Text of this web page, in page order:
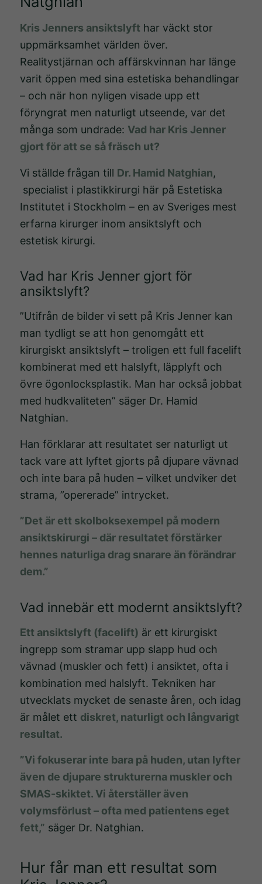
Kris Jenners ansiktslyft har väckt stor
uppmärksamhet världen över.
Realitystjärnan och affärskvinnan har länge
varit öppen med sina estetiska behandlingar
– och när hon nyligen visade upp ett
föryngrat men naturligt utseende, var det
många som undrade: Vad har Kris Jenner
gjort för att se så fräsch ut?
Vi ställde frågan till Dr. Hamid Natghian,
specialist i plastikkirurgi här på Estetiska
Institutet i Stockholm – en av Sveriges mest
erfarna kirurger inom ansiktslyft och
estetisk kirurgi.
Vad har Kris Jenner gjort för
ansiktslyft?
”Utifrån de bilder vi sett på Kris Jenner kan
man tydligt se att hon genomgått ett
kirurgiskt ansiktslyft – troligen ett full facelift
kombinerat med ett halslyft, läpplyft och
övre ögonlocksplastik. Man har också jobbat
med hudkvaliteten” säger Dr. Hamid
Natghian.
Han förklarar att resultatet ser naturligt ut
tack vare att lyftet gjorts på djupare vävnad
och inte bara på huden – vilket undviker det
strama, ”opererade” intrycket.
”Det är ett skolboksexempel på modern
ansiktskirurgi – där resultatet förstärker
hennes naturliga drag snarare än förändrar
dem.”
Vad innebär ett modernt ansiktslyft?
Ett ansiktslyft (facelift) är ett kirurgiskt
ingrepp som stramar upp slapp hud och
vävnad (muskler och fett) i ansiktet, ofta i
kombination med halslyft. Tekniken har
utvecklats mycket de senaste åren, och idag
är målet ett diskret, naturligt och långvarigt
resultat.
”Vi fokuserar inte bara på huden, utan lyfter
även de djupare strukturerna muskler och
SMAS-skiktet. Vi återställer även
volymsförlust – ofta med patientens eget
fett,” säger Dr. Natghian.
Hur får man ett resultat som